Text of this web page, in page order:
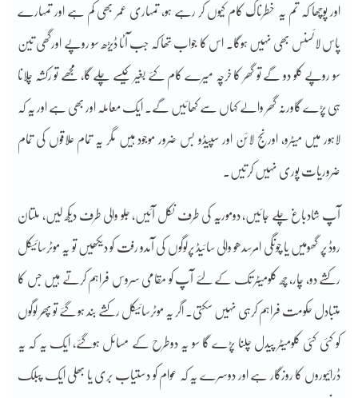
اور پوچھا کہ تم یہ خطرناک کام کیوں کر رہے ہو، تمہاری عمر بھی کم ہے اور تمہارے
پاس لائسنس بھی نہیں ہوگا۔ اس کا جواب تھا کہ جب آٹا ڈیڑھ سو روپے اورگھی تین
سو روپے کلو دو گے تو گھر کا خرچہ میرے کام کئے بغیر کیسے چلے گا، مجھے تو رکشہ چلانا
ہی پڑے گاورنہ گھر والے کہاں سے کھائیں گے۔ ایک معاملہ اور بھی ہے اور یہ کہ
لاہور میں میٹرو، اورنج لائن اور سپیڈو بس ضرور موجود ہیں مگر یہ تمام علاقوں کی تمام
ضروریات پوری نہیں کرتیں۔
آپ شادباغ چلے جائیں، دوموریہ کی طرف نکل آئیں، جلو والی طرف دیکھ لیں، ملتان
روڈ پر گھومیں یا چونگی امرسدھو والی سائیڈ پرلوگوں کی آمدو رفت کو دیکھیں تو یہ موٹرسائیکل
رکشے دو، چار، چھ کلومیٹر تک کے لئے آپ کو مقامی سروس فراہم کرتے ہیں جس کا
متبادل حکومت فراہم کرہی نہیں سکتی۔ اگر یہ موٹرسائیکل رکشے بند ہو گئے تو پھر لوگوں
کو کئی کئی کلومیٹر پیدل چلنا پڑے گا سو یہ دوطرح کے مسائل ہوگئے، ایک یہ کہ یہ
ڈرائیوروں کا روزگار ہے اور دوسرے یہ کہ عوام کو دستیاب بری یا بھلی ایک پبلک